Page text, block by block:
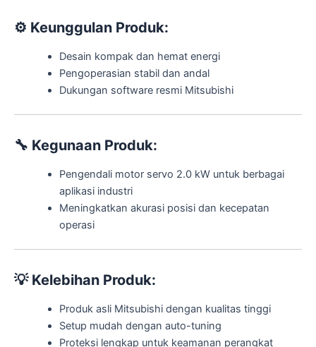
⚙️ Keunggulan Produk:
Desain kompak dan hemat energi
Pengoperasian stabil dan andal
Dukungan software resmi Mitsubishi
🔧 Kegunaan Produk:
Pengendali motor servo 2.0 kW untuk berbagai
aplikasi industri
Meningkatkan akurasi posisi dan kecepatan
operasi
💡 Kelebihan Produk:
Produk asli Mitsubishi dengan kualitas tinggi
Setup mudah dengan auto-tuning
Proteksi lengkap untuk keamanan perangkat